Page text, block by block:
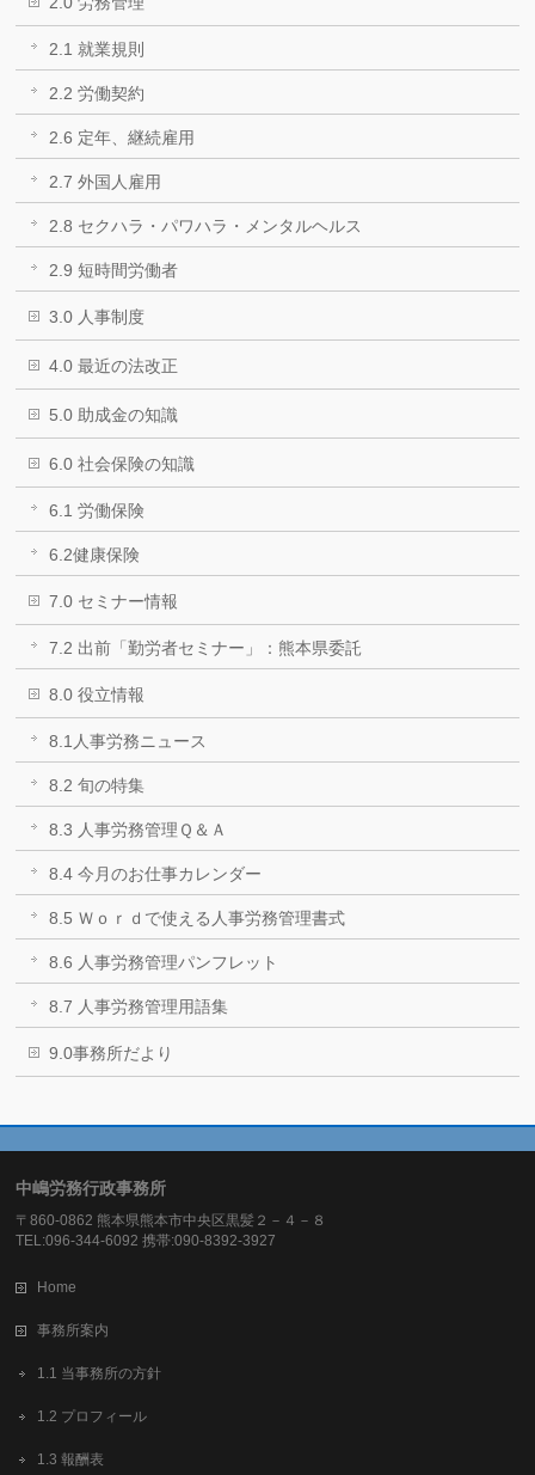
2.1 就業規則
2.2 労働契約
2.6 定年、継続雇用
2.7 外国人雇用
2.8 セクハラ・パワハラ・メンタルヘルス
2.9 短時間労働者
3.0 人事制度
4.0 最近の法改正
5.0 助成金の知識
6.0 社会保険の知識
6.1 労働保険
6.2健康保険
7.0 セミナー情報
7.2 出前「勤労者セミナー」：熊本県委託
8.0 役立情報
8.1人事労務ニュース
8.2 旬の特集
8.3 人事労務管理Ｑ＆Ａ
8.4 今月のお仕事カレンダー
8.5 Ｗｏｒｄで使える人事労務管理書式
8.6 人事労務管理パンフレット
8.7 人事労務管理用語集
9.0事務所だより
中嶋労務行政事務所
〒860-0862 熊本県熊本市中央区黒髪２－４－８
TEL:096-344-6092 携帯:090-8392-3927
Home
事務所案内
1.1 当事務所の方針
1.2 プロフィール
1.3 報酬表